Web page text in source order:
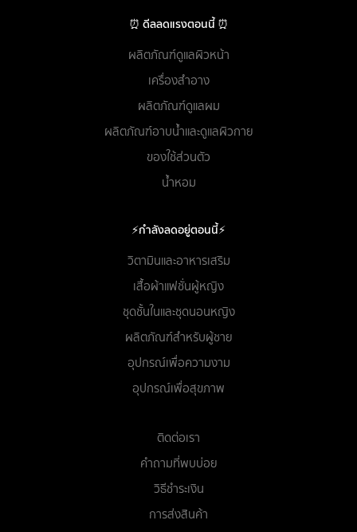
⏰ ดีลลดแรงตอนนี้ ⏰
ผลิตภัณฑ์ดูแลผิวหน้า
เครื่องสำอาง
ผลิตภัณฑ์ดูแลผม
ผลิตภัณฑ์อาบน้ำและดูแลผิวกาย
ของใช้ส่วนตัว
น้ำหอม
⚡กำลังลดอยู่ตอนนี้⚡
วิตามินและอาหารเสริม
เสื้อผ้าแฟชั่นผู้หญิง
ชุดชั้นในและชุดนอนหญิง
ผลิตภัณฑ์สำหรับผู้ชาย
อุปกรณ์เพื่อความงาม
อุปกรณ์เพื่อสุขภาพ
ติดต่อเรา
คำถามที่พบบ่อย
วิธีชำระเงิน
การส่งสินค้า